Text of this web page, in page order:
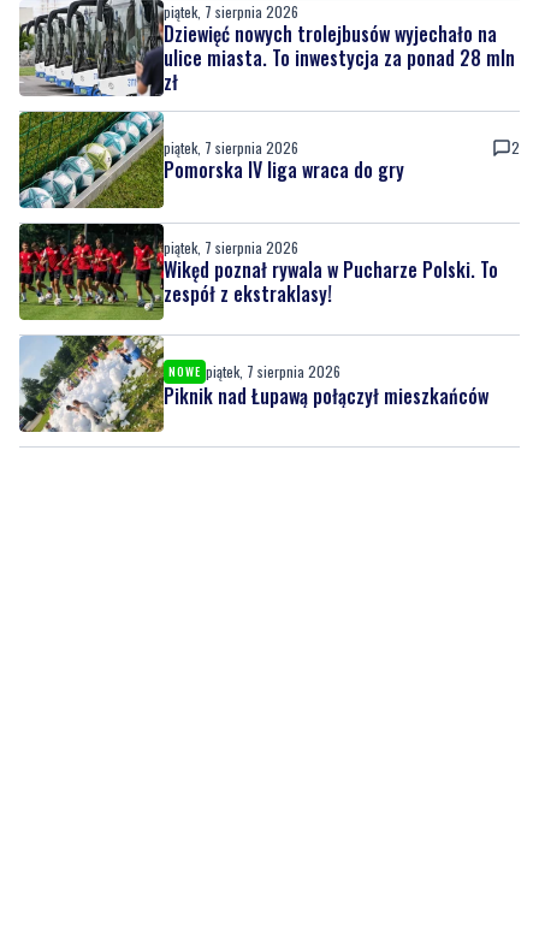
piątek, 7 sierpnia 2026
Dziewięć nowych trolejbusów wyjechało na
ulice miasta. To inwestycja za ponad 28 mln
zł
piątek, 7 sierpnia 2026 2
Pomorska IV liga wraca do gry
piątek, 7 sierpnia 2026
Wikęd poznał rywala w Pucharze Polski. To
zespół z ekstraklasy!
NOWE piątek, 7 sierpnia 2026
Piknik nad Łupawą połączył mieszkańców